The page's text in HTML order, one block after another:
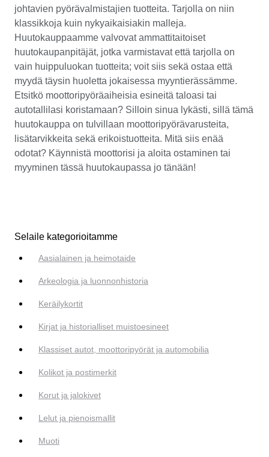
johtavien pyörävalmistajien tuotteita. Tarjolla on niin
klassikkoja kuin nykyaikaisiakin malleja.
Huutokauppaamme valvovat ammattitaitoiset
huutokaupanpitäjät, jotka varmistavat että tarjolla on
vain huippuluokan tuotteita; voit siis sekä ostaa että
myydä täysin huoletta jokaisessa myyntierässämme.
Etsitkö moottoripyöräaiheisia esineitä taloasi tai
autotallilasi koristamaan? Silloin sinua lykästi, sillä tämä
huutokauppa on tulvillaan moottoripyörävarusteita,
lisätarvikkeita sekä erikoistuotteita. Mitä siis enää
odotat? Käynnistä moottorisi ja aloita ostaminen tai
myyminen tässä huutokaupassa jo tänään!
Selaile kategorioitamme
Aasialainen ja heimotaide
Arkeologia ja luonnonhistoria
Keräilykortit
Kirjat ja historialliset muistoesineet
Klassiset autot, moottoripyörät ja automobilia
Kolikot ja postimerkit
Korut ja jalokivet
Lelut ja pienoismallit
Muoti